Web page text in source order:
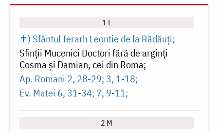
1 L
✝) Sfântul Ierarh Leontie de la Rădăuți
Sfinții Mucenici Doctori fără de arginți
Cosma și Damian, cei din Roma
Ap. Romani 2, 28-29; 3, 1-18
Ev. Matei 6, 31-34; 7, 9-11
2 M